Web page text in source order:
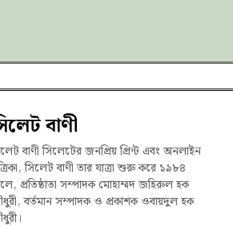
বাণী
বাণী সিলেটের জনপ্রিয় প্রিন্ট এবং অনলাইন
সিলেট বাণী তার যাত্রা শুরু করে ১৯৮৪
প্রতিষ্ঠাতা সম্পাদক মোহাম্মদ জহিরুল হক
বর্তমান সম্পাদক ও প্রকাশক ওবায়দুল হক